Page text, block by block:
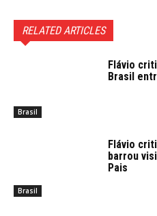
RELATED ARTICLES
Brasil
Flávio
Brasil
Brasil
Flávio
barrou
Pais